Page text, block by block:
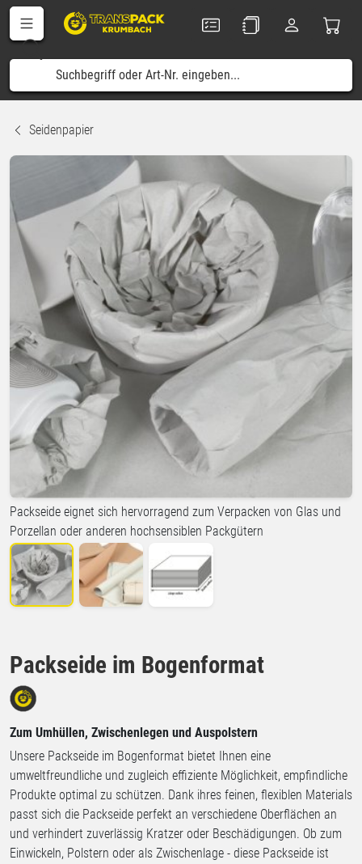
Seidenpapier
Packseide im Bogenformat
Packseide eignet sich hervorragend zum Verpacken von Glas und
Porzellan oder anderen hochsensiblen Packgütern
Zum Umhüllen, Zwischenlegen und Auspolstern
Unsere Packseide im Bogenformat bietet Ihnen eine
umweltfreundliche und zugleich effiziente Möglichkeit, empfindliche
Produkte optimal zu schützen. Dank ihres feinen, flexiblen Materials
passt sich die Packseide perfekt an verschiedene Oberflächen an
und verhindert zuverlässig Kratzer oder Beschädigungen. Ob zum
Einwickeln, Polstern oder als Zwischenlage - diese Packseide ist